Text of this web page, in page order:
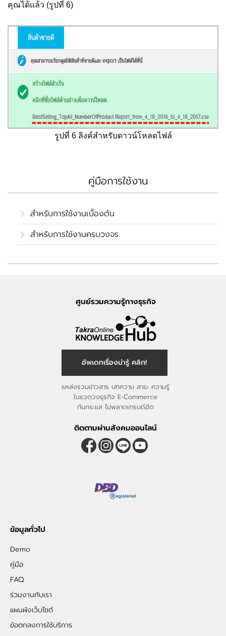
คุณได้แล้ว (รูปที่ 6)
รูปที่ 6 ลิงค์สำหรับดาวน์โหลดไฟล์
คู่มือการใช้งาน
สำหรับการใช้งานเบื้องต้น
สำหรับการใช้งานครบวงจร
ศูนย์รวมความรู้ทางธุรกิจ
อัพเดทเรื่องน่ารู้ คลิก!
แหล่งรวมข่าวสาร บทความ สาระ ความรู้
ในแวดวงธุรกิจ E-Commerce
ทันกระแส ไม่พลาดเทรนด์ฮิต
ติดตามผ่านสังคมออนไลน์
ข้อมูลทั่วไป
Demo
คู่มือ
FAQ
ร่วมงานกับเรา
แผนผังเว็บไซต์
ข้อตกลงการใช้บริการ